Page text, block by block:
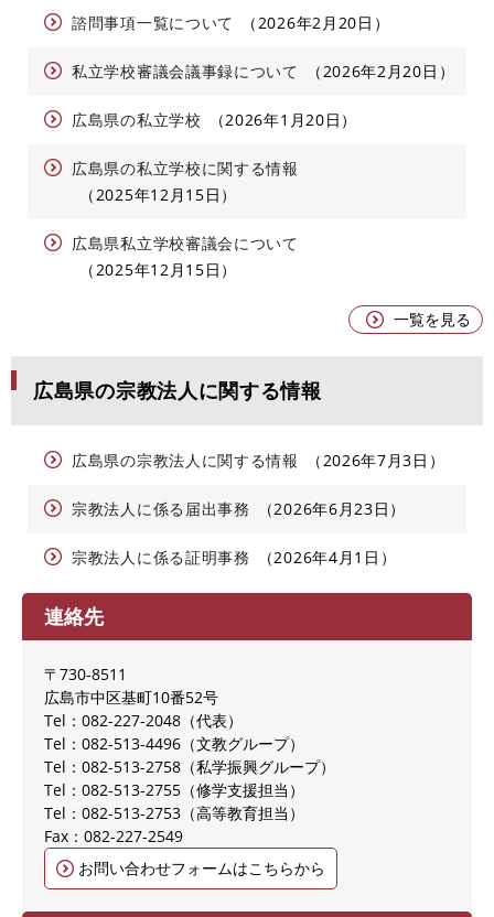
諮問事項一覧について 2026年2月20日
私立学校審議会議事録について 2026年2月20日
広島県の私立学校 2026年1月20日
広島県の私立学校に関する情報
2025年12月15日
広島県私立学校審議会について
2025年12月15日
一覧を見る
広島県の宗教法人に関する情報
広島県の宗教法人に関する情報 2026年7月3日
宗教法人に係る届出事務 2026年6月23日
宗教法人に係る証明事務 2026年4月1日
連絡先
〒730-8511
広島市中区基町10番52号
Tel：082-227-2048
代表
Tel：082-513-4496
文教グループ
Tel：082-513-2758
私学振興グループ
Tel：082-513-2755
修学支援担当
Tel：082-513-2753
高等教育担当
Fax：082-227-2549
お問い合わせフォームはこちらから